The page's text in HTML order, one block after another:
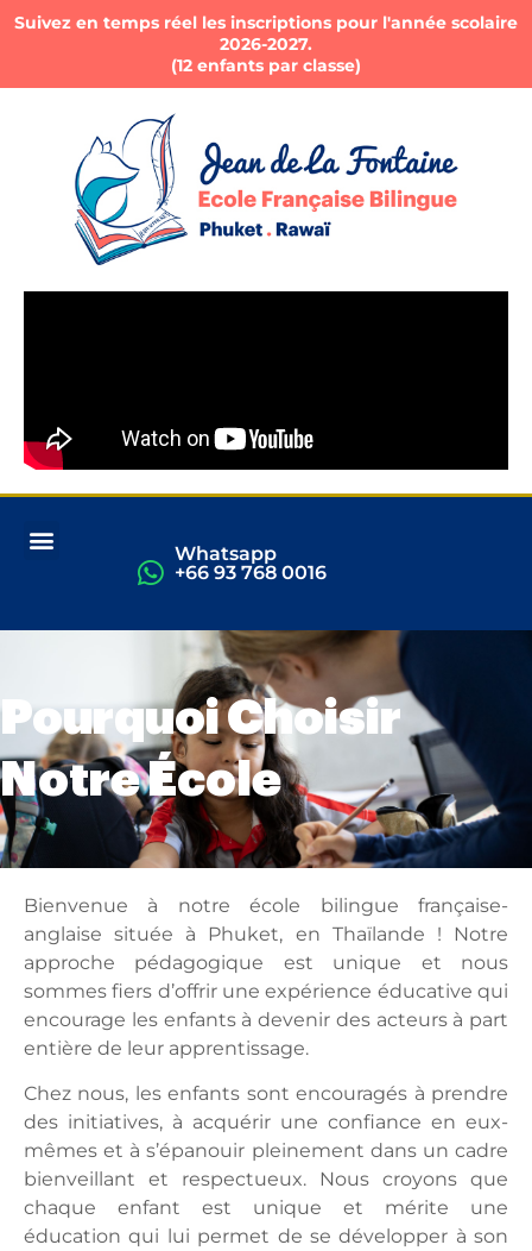
Suivez en temps réel les inscriptions pour l'année scolaire
2026-2027.
(12 enfants par classe)
Whatsapp
+66 93 768 0016
Pourquoi Choisir
Notre École
Bienvenue à notre école bilingue française-
anglaise située à Phuket, en Thaïlande ! Notre
approche pédagogique est unique et nous
sommes fiers d’offrir une expérience éducative qui
encourage les enfants à devenir des acteurs à part
entière de leur apprentissage.
Chez nous, les enfants sont encouragés à prendre
des initiatives, à acquérir une confiance en eux-
mêmes et à s’épanouir pleinement dans un cadre
bienveillant et respectueux. Nous croyons que
chaque enfant est unique et mérite une
éducation qui lui permet de se développer à son